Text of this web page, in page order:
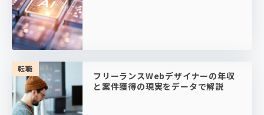
転職
フリーランスWebデザイナーの年収
と案件獲得の現実をデータで解説